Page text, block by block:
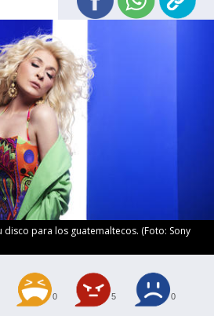
para los guatemaltecos. (Foto: Sony
0 5 0